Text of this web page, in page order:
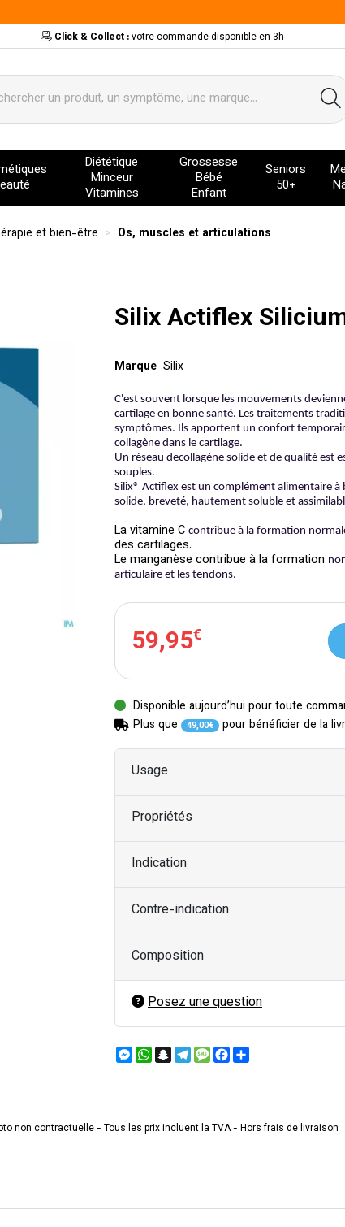
Click & Collect :votre commande disponible en 3h
Diététique
Minceur
Vitamines
Grossesse
Bébé
Enfant
Seniors
50+
et bien-être Os, muscles et articulations
Silix Actiflex
Marque Silix
C'est souvent lorsque les mouvements
cartilage en bonne santé. Les traitements
symptômes. Ils apportent un confort
collagène dans le cartilage.
Un réseau decollagène solide et de qualité est
souples.
Silix® Actiflex est un complément alimentaire
solide, breveté, hautement soluble et
La vitamine C contribue à la formation
des cartilages.
Le manganèse contribue à la formation
articulaire et les tendons.
59,95€
Disponible aujourd’hui pour toute
Plus que
49,00€ pour bénéficier de la
Usage
Propriétés
Indication
Contre-indication
Composition
Posez une question
Messenger
WhatsApp
Snapchat
Telegram
MessageFacebook
non contractuelle - Tous les prix incluent la TVA - Hors frais de livraison